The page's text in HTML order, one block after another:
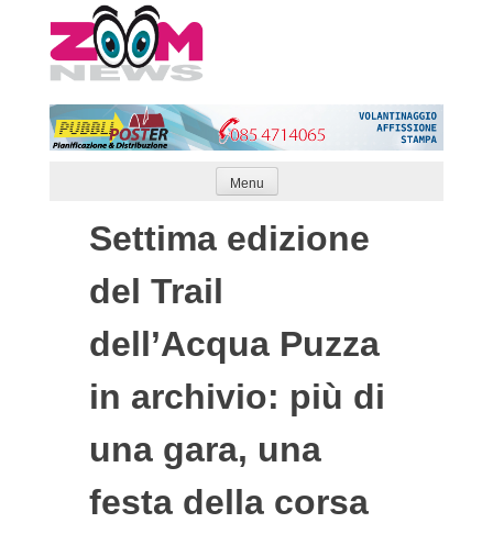
to
content
Menu
Settima edizione
del Trail
dell’Acqua Puzza
in archivio: più di
una gara, una
festa della corsa